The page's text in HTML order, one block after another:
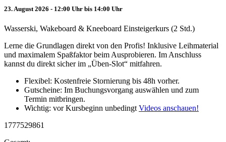
23. August 2026 - 12:00 Uhr bis 14:00 Uhr
Wasserski, Wakeboard & Kneeboard Einsteigerkurs (2 Std.)
Lerne die Grundlagen direkt von den Profis! Inklusive Leihmaterial
und maximalem Spaßfaktor beim Ausprobieren. Im Anschluss
kannst du direkt sicher im „Üben-Slot“ mitfahren.
Flexibel: Kostenfreie Stornierung bis 48h vorher.
Gutscheine: Im Buchungsvorgang auswählen und zum
Termin mitbringen.
Wichtig: vor Kursbeginn unbedingt Videos anschauen!
1777529861